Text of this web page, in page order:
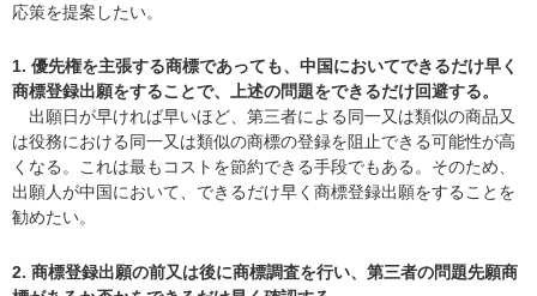
応策を提案したい。
1. 優先権を主張する商標であっても、中国においてできるだけ早く
商標登録出願をすることで、上述の問題をできるだけ回避する。
出願日が早ければ早いほど、第三者による同一又は類似の商品又
は役務における同一又は類似の商標の登録を阻止できる可能性が高
くなる。これは最もコストを節約できる手段でもある。そのため、
出願人が中国において、できるだけ早く商標登録出願をすることを
勧めたい。
2. 商標登録出願の前又は後に商標調査を行い、第三者の問題先願商